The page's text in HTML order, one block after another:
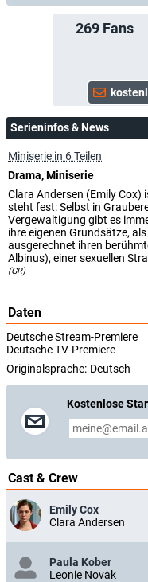
269Fans
Serieninfos & News
Miniserie in 6 Teilen
Drama, Miniserie
Clara Andersen (Emily
steht fest: Selbst in
Vergewaltigung gibt es
ihre eigenen Grundsätze,
ausgerechnet ihren
Albinus), einer sexuellen
(GR)
Daten
Deutsche Stream-Premiere
Deutsche TV-Premiere
Originalsprache: Deutsch
Kostenlose
Cast & Crew
Emily Cox
Clara Andersen
Paula Kober
Leonie Novak